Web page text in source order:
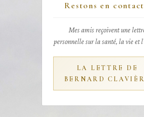
Restons en
Mes amis reçoivent une
personnelle sur la santé, la vie et
LA LETTRE DE
BERNARD